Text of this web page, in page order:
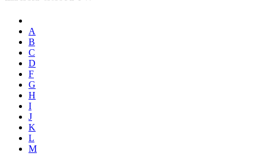
A
B
C
D
F
G
H
I
J
K
L
M